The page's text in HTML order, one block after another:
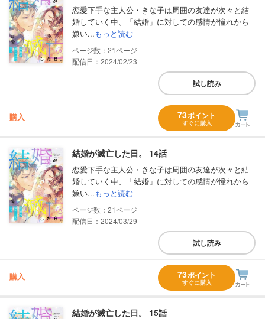
恋愛下手な主人公・きな子は周囲の友達が次々と結
婚していく中、「結婚」に対しての感情が憧れから
嫌い...もっと読む
21
配信日：2024/02/23
試し読み
購入 73ポイント
すぐに購入
結婚が滅亡した日。 14話
恋愛下手な主人公・きな子は周囲の友達が次々と結
婚していく中、「結婚」に対しての感情が憧れから
嫌い...もっと読む
21
配信日：2024/03/29
試し読み
購入 73ポイント
すぐに購入
結婚が滅亡した日。 15話